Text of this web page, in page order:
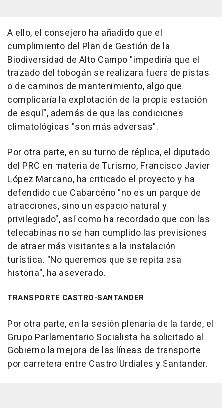
A ello, el consejero ha añadido que el
cumplimiento del Plan de Gestión de la
Biodiversidad de Alto Campo "impediría que el
trazado del tobogán se realizara fuera de pistas
o de caminos de mantenimiento, algo que
complicaría la explotación de la propia estación
de esquí", además de que las condiciones
climatológicas "son más adversas".
Por otra parte, en su turno de réplica, el diputado
del PRC en materia de Turismo, Francisco Javier
López Marcano, ha criticado el proyecto y ha
defendido que Cabarcéno "no es un parque de
atracciones, sino un espacio natural y
privilegiado", así como ha recordado que con las
telecabinas no se han cumplido las previsiones
de atraer más visitantes a la instalación
turística. "No queremos que se repita esa
historia", ha aseverado.
TRANSPORTE CASTRO-SANTANDER
Por otra parte, en la sesión plenaria de la tarde, el
Grupo Parlamentario Socialista ha solicitado al
Gobierno la mejora de las líneas de transporte
por carretera entre Castro Urdiales y Santander.